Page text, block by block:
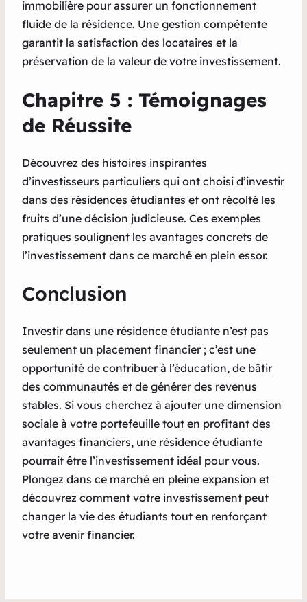
immobilière pour assurer un fonctionnement
fluide de la résidence. Une gestion compétente
garantit la satisfaction des locataires et la
préservation de la valeur de votre investissement.
Chapitre 5 : Témoignages
de Réussite
Découvrez des histoires inspirantes
d’investisseurs particuliers qui ont choisi d’investir
dans des résidences étudiantes et ont récolté les
fruits d’une décision judicieuse. Ces exemples
pratiques soulignent les avantages concrets de
l’investissement dans ce marché en plein essor.
Conclusion
Investir dans une résidence étudiante n’est pas
seulement un placement financier ; c’est une
opportunité de contribuer à l’éducation, de bâtir
des communautés et de générer des revenus
stables. Si vous cherchez à ajouter une dimension
sociale à votre portefeuille tout en profitant des
avantages financiers, une résidence étudiante
pourrait être l’investissement idéal pour vous.
Plongez dans ce marché en pleine expansion et
découvrez comment votre investissement peut
changer la vie des étudiants tout en renforçant
votre avenir financier.